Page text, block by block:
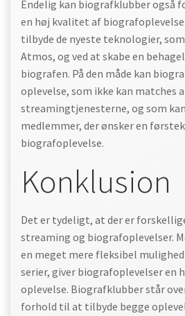
Endelig kan biografklubber også
en høj kvalitet af
tilbyde de nyeste teknologier,
Atmos, og ved at skabe en
biografen. På den måde kan
oplevelse, som ikke kan matches
streamingtjenesterne, og som
medlemmer, der ønsker en
biografoplevelse.
Konklusion
Det er tydeligt, at der er
streaming og biografoplevelser.
en meget mere fleksibel
serier, giver biografoplevelser en
oplevelse. Biografklubber står
forhold til at tilbyde begge